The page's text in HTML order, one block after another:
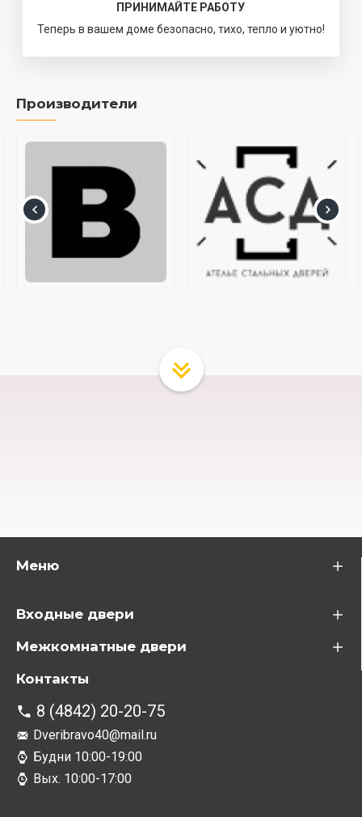
ПРИНИМАЙТЕ РАБОТУ
Теперь в вашем доме безопасно, тихо, тепло и уютно!
Производители
Меню
Входные двери
Межкомнатные двери
Контакты
8 (4842) 20-20-75
Dveribravo40@mail.ru
Будни 10:00-19:00
Вых. 10:00-17:00